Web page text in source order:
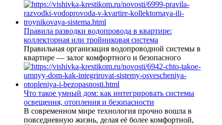
Правила разводки водопровода в квартире:
коллекторная или тройниковая система
Правильная организация водопроводной системы в
квартире — залог комфортного и безопасного
Что такое умный дом: как интегрировать системы
освещения, отопления и безопасности
В современном мире технология прочно вошла в
повседневную жизнь, делая её более комфортной,